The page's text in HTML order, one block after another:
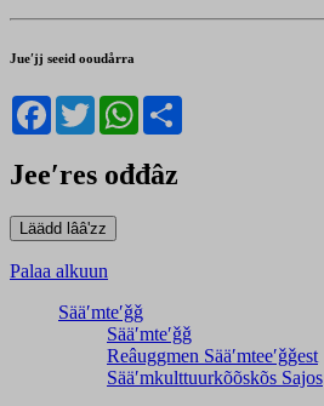
Jueʹjj seeid ooudårra
Facebook
TwitterWhatsApp
Jeeʹres ođđâz
Palaa alkuun
Sääʹmteʹǧǧ
Sääʹmteʹǧǧ
Reâuggmen Sääʹmteeʹǧǧest
Sääʹmkulttuurkõõskõs Sajos